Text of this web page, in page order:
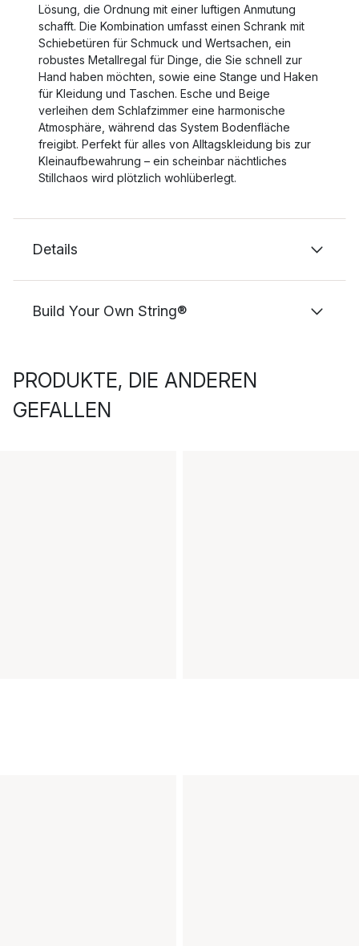
Lösung, die Ordnung mit einer luftigen Anmutung
schafft. Die Kombination umfasst einen Schrank mit
Schiebetüren für Schmuck und Wertsachen, ein
robustes Metallregal für Dinge, die Sie schnell zur
Hand haben möchten, sowie eine Stange und Haken
für Kleidung und Taschen. Esche und Beige
verleihen dem Schlafzimmer eine harmonische
Atmosphäre, während das System Bodenfläche
freigibt. Perfekt für alles von Alltagskleidung bis zur
Kleinaufbewahrung – ein scheinbar nächtliches
Stillchaos wird plötzlich wohlüberlegt.
Details
Build Your Own String®
PRODUKTE, DIE ANDEREN
GEFALLEN